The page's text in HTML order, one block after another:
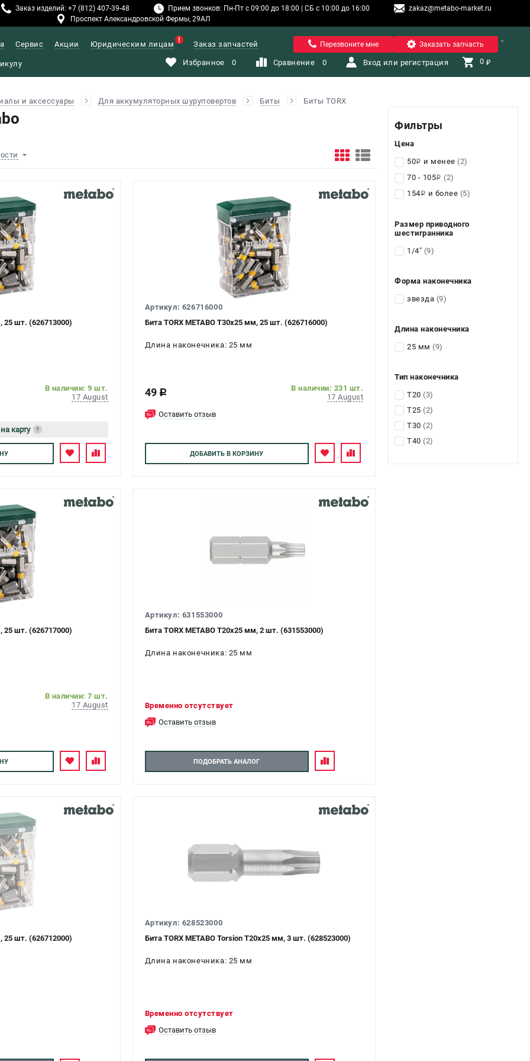
Заказ изделий: +7 (812) 407-39-48 Прием звонков: Пн-Пт с 09:00 до 18:00 | СБ с 10:00 до 16:00
zakaz@metabo-market.ru
Проспект Александровской Фермы, 29АЛ
Санкт-Петербург
Сервис Акции Юридическим лицам Заказ запчастей Перезвоните мне Заказать запчасть
Избранное 0 Сравнение 0 Вход или регистрация 0 ₽
и аксессуары Для аккумуляторных шуруповертов Биты Биты TORX
25 шт. (626713000)
В наличии: 9 шт.
17 August
карту ?
Артикул: 626716000
Бита TORX METABO Т30х25 мм, 25 шт. (626716000)
Длина наконечника: 25 мм
49 c
В наличии: 231 шт.
17 August
Оставить отзыв
ДОБАВИТЬ В КОРЗИНУ
25 шт. (626717000)
В наличии: 7 шт.
17 August
Артикул: 631553000
Бита TORX METABO Т20х25 мм, 2 шт. (631553000)
Длина наконечника: 25 мм
Временно отсутствует
Оставить отзыв
ПОДОБРАТЬ АНАЛОГ
25 шт. (626712000)
Артикул: 628523000
Бита TORX METABO Torsion Т20x25 мм, 3 шт. (628523000)
Длина наконечника: 25 мм
Временно отсутствует
Оставить отзыв
Фильтры
Цена
50i и менее (2)
70 - 105i (2)
154i и более (5)
Размер приводного
шестигранника
1/4" (9)
Форма наконечника
звезда (9)
Длина наконечника
25 мм (9)
Тип наконечника
T20 (3)
T25 (2)
T30 (2)
T40 (2)